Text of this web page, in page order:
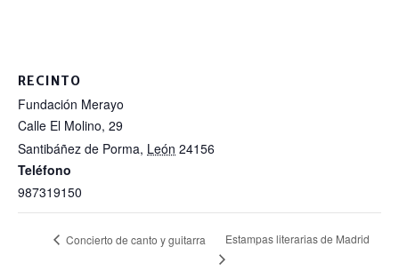
RECINTO
Fundación Merayo
Calle El Molino, 29
Santibáñez de Porma, León 24156
Teléfono
987319150
Concierto de canto y guitarra Estampas literarias de Madrid